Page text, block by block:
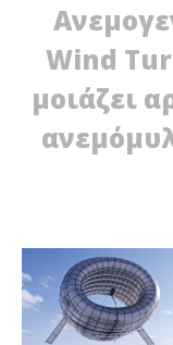
Wind
μοιάζει